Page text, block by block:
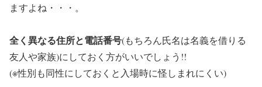
ますよね・・・。
全く異なる住所と電話番号(もちろん氏名は名義を借りる
友人や家族)にしておく方がいいでしょう!!
(※性別も同性にしておくと入場時に怪しまれにくい)